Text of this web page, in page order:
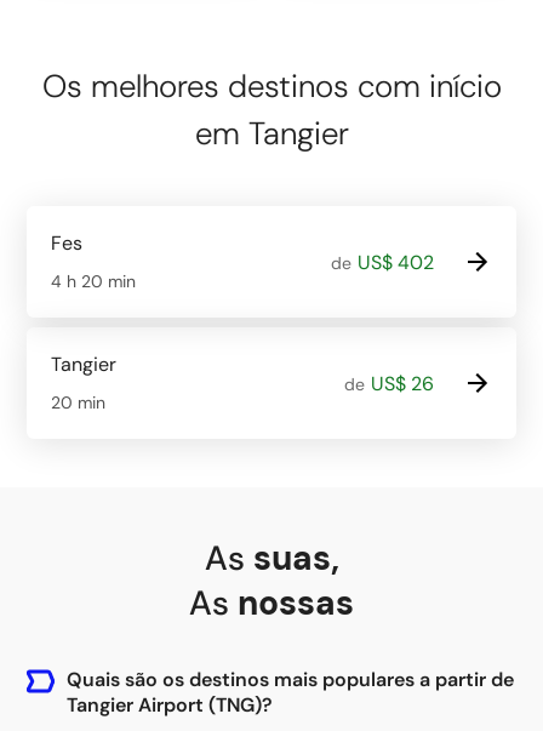
Os melhores destinos com início
em Tangier
Fes
4 h 20 min
de US$ 402
Tangier
20 min
de US$ 26
As suas,
As nossas
Quais são os destinos mais populares a partir de
Tangier Airport (TNG)?